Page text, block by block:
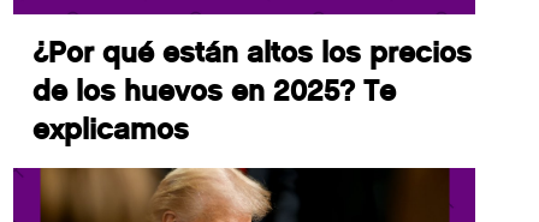
¿Por qué están altos los precios
de los huevos en 2025? Te
explicamos